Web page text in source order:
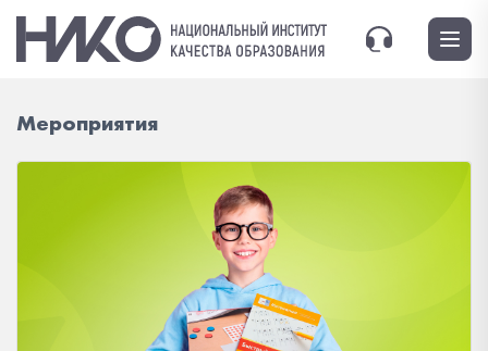
Мероприятия